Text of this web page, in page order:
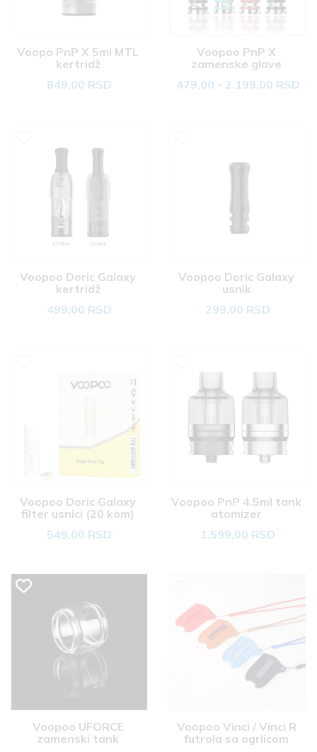
Voopo PnP X 5ml MTL
kertridž
849,00 RSD
Voopoo PnP X
zamenske glave
479,00 - 2.199,00 RSD
Voopoo Doric Galaxy
kertridž
499,00 RSD
Voopoo Doric Galaxy
usnik
299,00 RSD
Voopoo Doric Galaxy
filter usnici (20 kom)
549,00 RSD
Voopoo PnP 4.5ml tank
atomizer
1.599,00 RSD
Voopoo UFORCE
zamenski tank
Voopoo Vinci / Vinci R
futrola sa ogrlicom